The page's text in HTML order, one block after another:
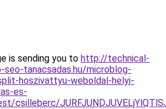
is sending you to http://technical-
seo-tanacsadas.hu/microblog-
hoszivattyu-weboldal-helyi-
es-
csilleberc/